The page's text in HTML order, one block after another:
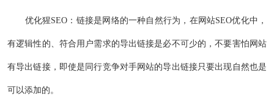
优化猩SEO：链接是网络的一种自然行为，在网站SEO优化中，
有逻辑性的、符合用户需求的导出链接是必不可少的，不要害怕网站
有导出链接，即使是同行竞争对手网站的导出链接只要出现自然也是
可以添加的。